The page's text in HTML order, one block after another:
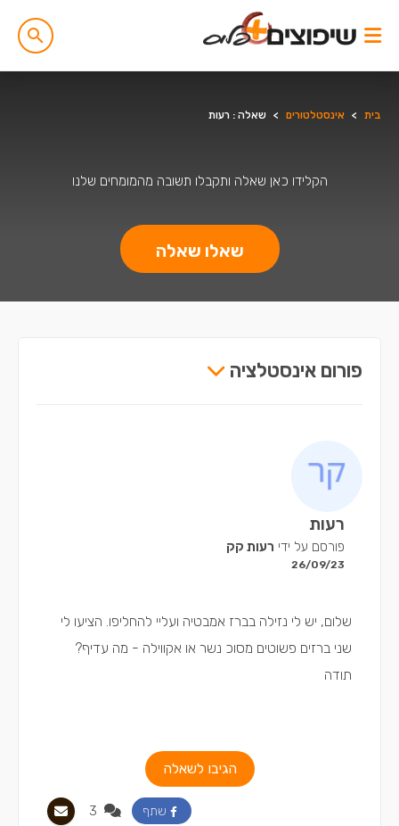
בית > אינסטלטורים > שאלה : רעות
הקלידו כאן שאלה ותקבלו תשובה מהמומחים שלנו
שאלו שאלה
פורום אינסטלציה
רעות
פורסם על ידי רעות קק
26/09/23
שלום, יש לי נזילה בברז אמבטיה ועליי להחליפו. הציעו לי
שני ברזים פשוטים מסוכ נשר או אקווילה - מה עדיף?
תודה
הגיבו לשאלה
שתף